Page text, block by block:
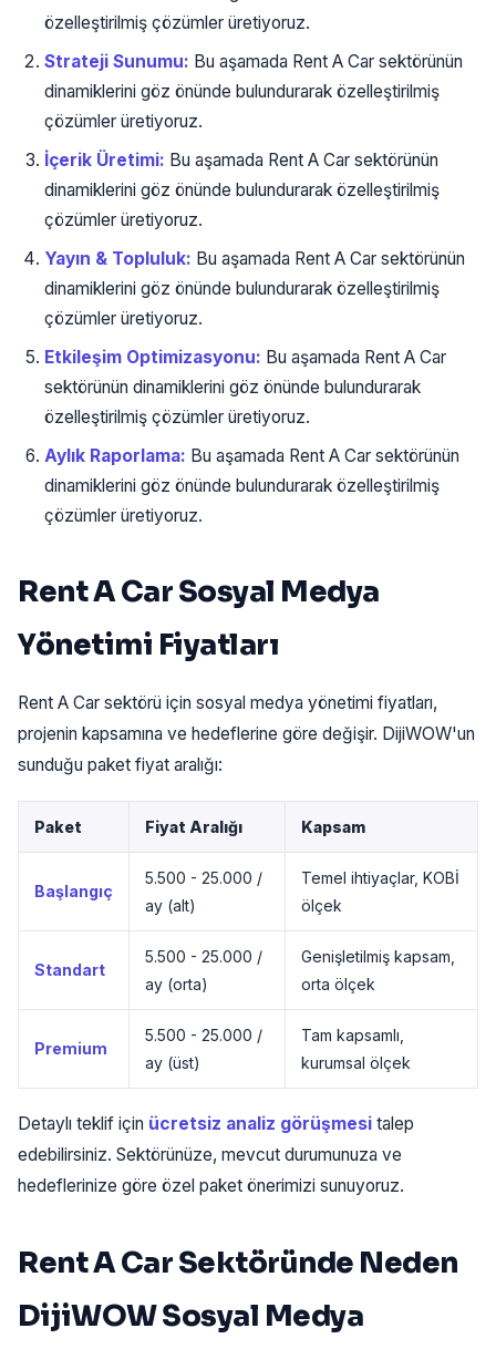
özelleştirilmiş çözümler üretiyoruz.
Strateji Sunumu: Bu aşamada Rent A Car sektörünün
dinamiklerini göz önünde bulundurarak özelleştirilmiş
çözümler üretiyoruz.
İçerik Üretimi: Bu aşamada Rent A Car sektörünün
dinamiklerini göz önünde bulundurarak özelleştirilmiş
çözümler üretiyoruz.
Yayın & Topluluk: Bu aşamada Rent A Car sektörünün
dinamiklerini göz önünde bulundurarak özelleştirilmiş
çözümler üretiyoruz.
Etkileşim Optimizasyonu: Bu aşamada Rent A Car
sektörünün dinamiklerini göz önünde bulundurarak
özelleştirilmiş çözümler üretiyoruz.
Aylık Raporlama: Bu aşamada Rent A Car sektörünün
dinamiklerini göz önünde bulundurarak özelleştirilmiş
çözümler üretiyoruz.
Rent A Car Sosyal Medya
Yönetimi Fiyatları
Rent A Car sektörü için sosyal medya yönetimi fiyatları,
projenin kapsamına ve hedeflerine göre değişir. DijiWOW'un
sunduğu paket fiyat aralığı:
Paket Fiyat Aralığı Kapsam
Başlangıç
5.500 - 25.000 /
ay (alt)
Temel ihtiyaçlar, KOBİ
ölçek
Standart
5.500 - 25.000 /
ay (orta)
Genişletilmiş kapsam,
orta ölçek
Premium
5.500 - 25.000 /
ay (üst)
Tam kapsamlı,
kurumsal ölçek
Detaylı teklif için ücretsiz analiz görüşmesi talep
edebilirsiniz. Sektörünüze, mevcut durumunuza ve
hedeflerinize göre özel paket önerimizi sunuyoruz.
Rent A Car Sektöründe Neden
DijiWOW Sosyal Medya